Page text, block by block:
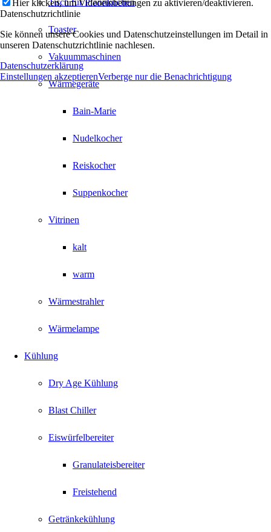
Tisch für Pfannkuchen
Toaster
Vakuummaschinen
Wärmegeräte
Bain-Marie
Nudelkocher
Reiskocher
Suppenkocher
Vitrinen
kalt
warm
Wärmestrahler
Wärmelampe
Kühlung
Dry Age Kühlung
Blast Chiller
Eiswürfelbereiter
Granulateisbereiter
Freistehend
Getränkekühlung
Hier klicken, um Videoeinbettungen zu aktivieren/deaktivieren.
Datenschutzrichtlinie
Sie können unsere Cookies und Datenschutzeinstellungen im Detail in
unseren Datenschutzrichtlinie nachlesen.
Datenschutzerklärung
Einstellungen akzeptierenVerberge nur die Benachrichtigung